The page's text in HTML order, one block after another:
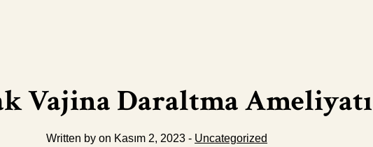
Vajina Daraltma Ameliyatı
Written by on Kasım 2, 2023 - Uncategorized